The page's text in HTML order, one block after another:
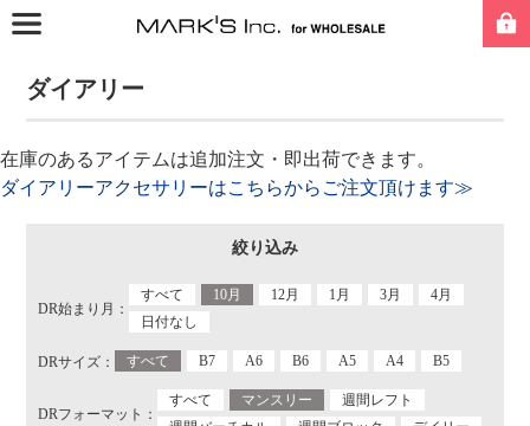
ダイアリー
在庫のあるアイテムは追加注文・即出荷できます。
ダイアリーアクセサリーはこちらからご注文頂けます≫
絞り込み
DR始まり月：
すべて 10月 12月 1月 3月
4月
日付なし
DRサイズ： すべて B7 A6 B6 A5 A4 B5
DRフォーマット：
すべて マンスリー
週間レフト